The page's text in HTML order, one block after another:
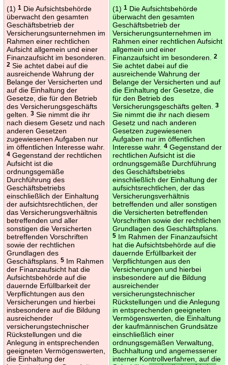
(1) 1Die Aufsichtsbehörde
überwacht den gesamten
Geschäftsbetrieb der
Versicherungsunternehmen im
Rahmen einer rechtlichen
Aufsicht allgemein und einer
Finanzaufsicht im besonderen.
2Sie achtet dabei auf die
ausreichende Wahrung der
Belange der Versicherten und
auf die Einhaltung der
Gesetze, die für den Betrieb
des Versicherungsgeschäfts
gelten.
3Sie nimmt die ihr
nach diesem Gesetz und nach
anderen Gesetzen
zugewiesenen Aufgaben nur
im öffentlichen Interesse wahr.
4Gegenstand der rechtlichen
Aufsicht ist die
ordnungsgemäße
Durchführung des
Geschäftsbetriebs
einschließlich der Einhaltung
der aufsichtsrechtlichen, der
das Versicherungsverhältnis
betreffenden und aller
sonstigen die Versicherten
betreffenden Vorschriften
sowie der rechtlichen
Grundlagen des
Geschäftsplans.
5Im Rahmen
der Finanzaufsicht hat die
Aufsichtsbehörde auf die
dauernde Erfüllbarkeit der
Verpflichtungen aus den
Versicherungen und hierbei
insbesondere auf die Bildung
ausreichender
versicherungstechnischer
Rückstellungen und die
Anlegung in entsprechenden
geeigneten Vermögenswerten,
die Einhaltung der
(1) 1Die Aufsichtsbehörde
überwacht den gesamten
Geschäftsbetrieb der
Versicherungsunternehmen im
Rahmen einer rechtlichen Aufsicht
allgemein und einer
Finanzaufsicht im besonderen.
2
Sie achtet dabei auf die
ausreichende Wahrung der
Belange der Versicherten und auf
die Einhaltung der Gesetze, die
für den Betrieb des
Versicherungsgeschäfts gelten.
3
Sie nimmt die ihr nach diesem
Gesetz und nach anderen
Gesetzen zugewiesenen
Aufgaben nur im öffentlichen
Interesse wahr. 4Gegenstand der
rechtlichen Aufsicht ist die
ordnungsgemäße Durchführung
des Geschäftsbetriebs
einschließlich der Einhaltung der
aufsichtsrechtlichen, der das
Versicherungsverhältnis
betreffenden und aller sonstigen
die Versicherten betreffenden
Vorschriften sowie der rechtlichen
Grundlagen des Geschäftsplans.
5Im Rahmen der Finanzaufsicht
hat die Aufsichtsbehörde auf die
dauernde Erfüllbarkeit der
Verpflichtungen aus den
Versicherungen und hierbei
insbesondere auf die Bildung
ausreichender
versicherungstechnischer
Rückstellungen und die Anlegung
in entsprechenden geeigneten
Vermögenswerten, die Einhaltung
der kaufmännischen Grundsätze
einschließlich einer
ordnungsgemäßen Verwaltung,
Buchhaltung und angemessener
interner Kontrollverfahren, auf die